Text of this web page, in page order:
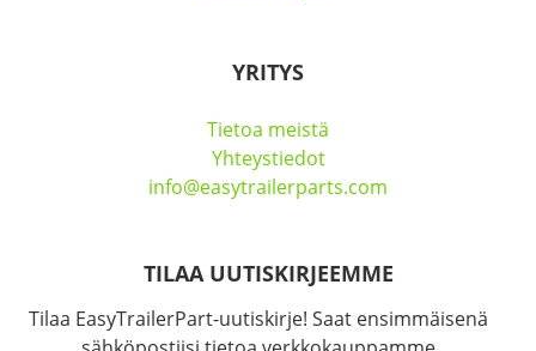
YRITYS
Tietoa meistä
Yhteystiedot
info@easytrailerparts.com
TILAA UUTISKIRJEEMME
Tilaa EasyTrailerPart-uutiskirje! Saat ensimmäisenä